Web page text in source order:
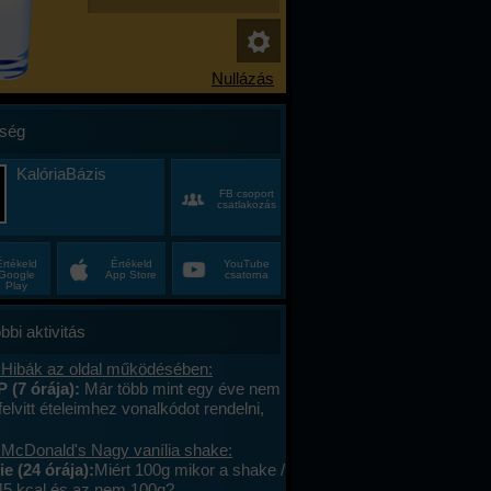
KalóriaBázis
FB csoport
csatlakozás
Play
Értékeld
App Store
YouTube
csatorna
aktivitás
az oldal működésében:
(7 órája): Már több mint egy éve nem
ételeimhez vonalkódot rendelni,
megy. A mások által megadott
le tudom olvasni , jól működik. .
cseréltem, a legújabb android fut,
Nagy vanília shake:
(24 órája):Miért 100g mikor a shake /